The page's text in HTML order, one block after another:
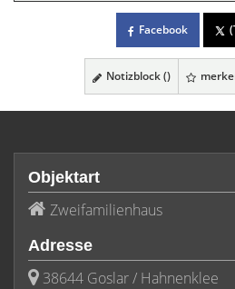
Facebook
Notizblock ()
Objektart
Zweifamilienhaus
Adresse
38644 Goslar / Hahnenklee